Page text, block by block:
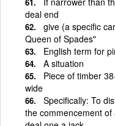
deal end
give (a specific
Queen of Spades"
English term for
A situation
Piece of timber
wide
Specifically: To
the commencement